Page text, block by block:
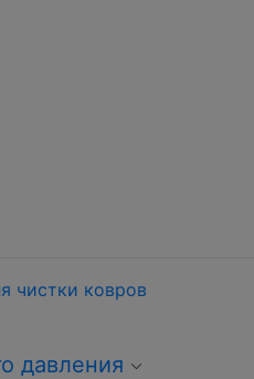
чистки ковров
давления